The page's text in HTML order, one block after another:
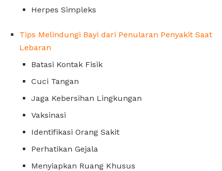
Herpes Simpleks
Tips Melindungi Bayi dari Penularan Penyakit Saat
Lebaran
Batasi Kontak Fisik
Cuci Tangan
Jaga Kebersihan Lingkungan
Vaksinasi
Identifikasi Orang Sakit
Perhatikan Gejala
Menyiapkan Ruang Khusus